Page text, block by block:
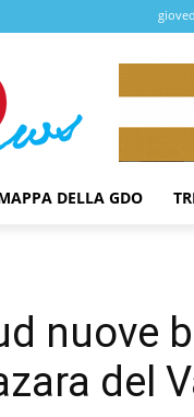
DELLA GDO
nuove
del